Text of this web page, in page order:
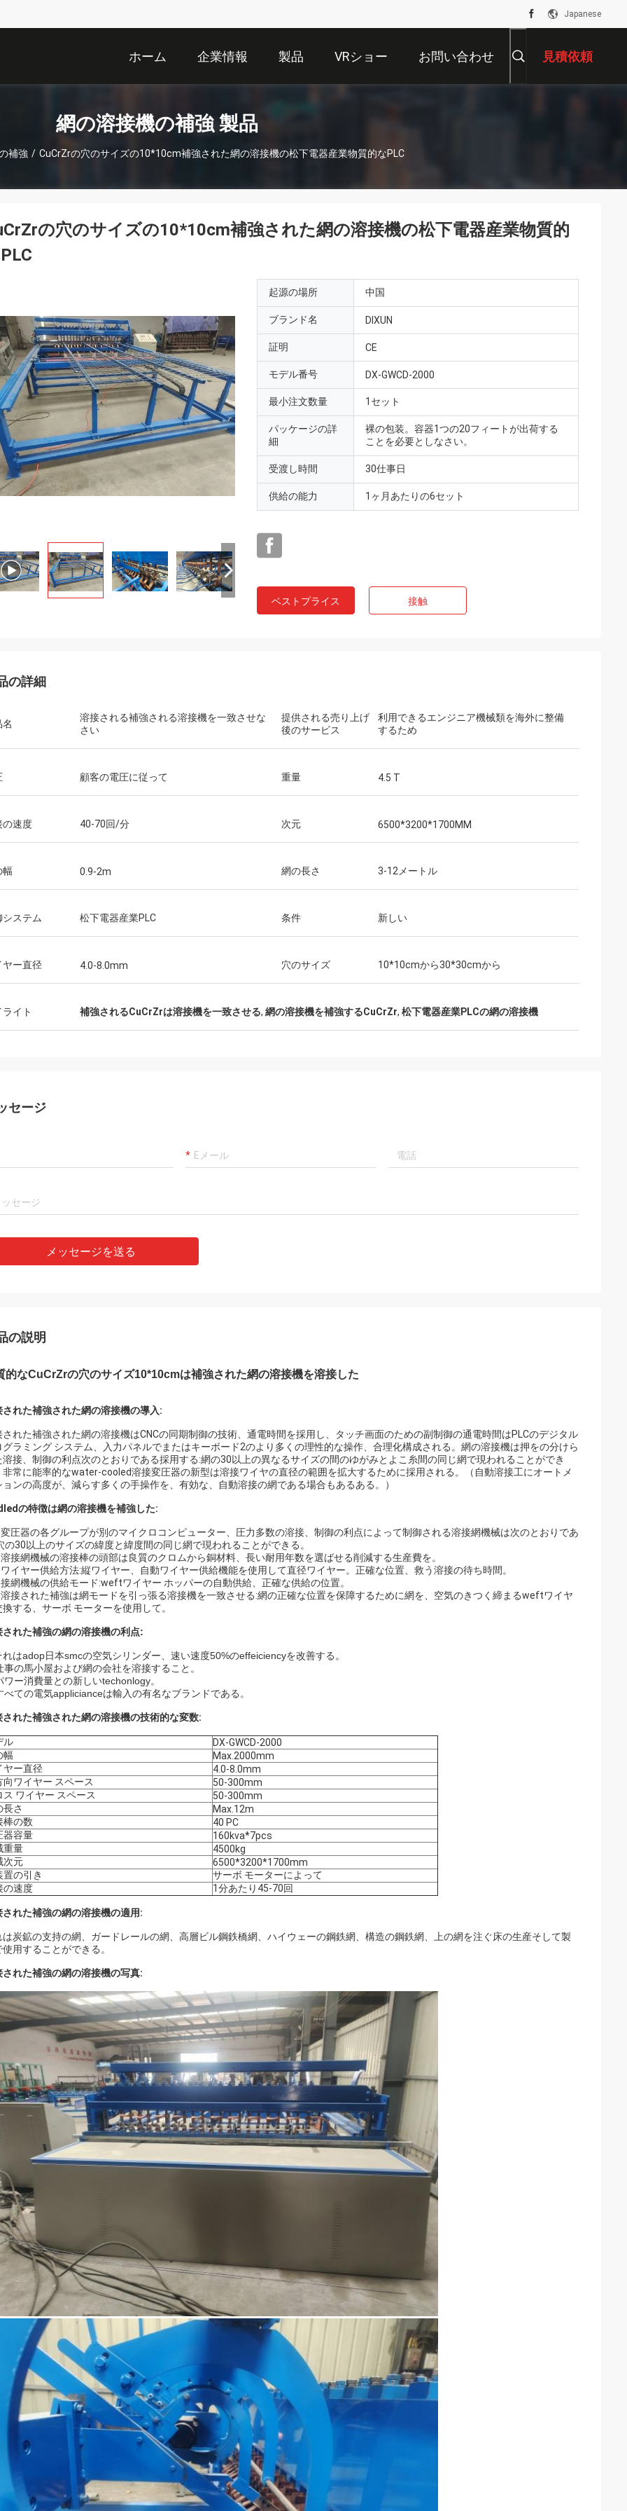
Japanese
ホーム 企業情報 製品 VRショー お問い合わせ 見積依頼
網の溶接機の補強 製品
補強 / CuCrZrの穴のサイズの10*10cm補強された網の溶接機の松下電器産業物質的なPLC
の穴のサイズの10*10cm補強された網の溶接機の松下電器産業物質的
起源の場所 中国
ブランド名 DIXUN
証明 CE
モデル番号 DX-GWCD-2000
最小注文数量 1セット
パッケージの詳
細
裸の包装。容器1つの20フィートが出荷する
ことを必要としなさい。
受渡し時間 30仕事日
供給の能力 1ヶ月あたりの6セット
ベストプライス 接触
の詳細
名
溶接される補強される溶接機を一致させな
さい
提供される売り上げ
後のサービス
利用できるエンジニア機械類を海外に整備
するため
顧客の電圧に従って 重量 4.5 T
の速度 40-70回/分 次元 6500*3200*1700MM
幅 0.9-2m 網の長さ 3-12メートル
システム 松下電器産業PLC 条件 新しい
ヤー直径 4.0-8.0mm 穴のサイズ 10*10cmから30*30cmから
イト 補強されるCuCrZrは溶接機を一致させる, 網の溶接機を補強するCuCrZr, 松下電器産業PLCの網の溶接機
セージ
メッセージを送る
の説明
的なCuCrZrの穴のサイズ10*10cmは補強された網の溶接機を溶接した
された補強された網の溶接機の導入:
された補強された網の溶接機はCNCの同期制御の技術、通電時間を採用し、タッチ画面のための副制御の通電時間はPLCのデジタル
グラミング システム、入力パネルでまたはキーボード2のより多くの理性的な操作、合理化構成される。網の溶接機は押をの分けら
溶接、制御の利点次のとおりである採用する:網の30以上の異なるサイズの間のゆがみとよこ糸間の同じ網で現われることができ
非常に能率的なwater-cooled溶接変圧器の新型は溶接ワイヤの直径の範囲を拡大するために採用される。（自動溶接工にオートメ
ョンの高度が、減らす多くの手操作を、有効な、自動溶接の網である場合もあるある。）
の特徴は網の溶接機を補強した:
圧器の各グループが別のマイクロコンピューター、圧力多数の溶接、制御の利点によって制御される溶接網機械は次のとおりであ
の30以上のサイズの緯度と緯度間の同じ網で現われることができる。
接網機械の溶接棒の頭部は良質のクロムから銅材料、長い耐用年数を選ばせる削減する生産費を。
イヤー供給方法:縦ワイヤー、自動ワイヤー供給機能を使用して直径ワイヤー。正確な位置、救う溶接の待ち時間。
網機械の供給モード:weftワイヤー ホッパーの自動供給、正確な供給の位置。
接された補強は網モードを引っ張る溶接機を一致させる:網の正確な位置を保障するために網を、空気のきつく締まるweftワイヤ
換する、サーボ モーターを使用して。
された補強の網の溶接機の利点:
れはadop日本smcの空気シリンダー、速い速度50%のeffeiciencyを改善する。
事の馬小屋および網の会社を溶接すること。
ワー消費量との新しいtechonlogy。
べての電気applicianceは輸入の有名なブランドである。
された補強された網の溶接機の技術的な変数:
ル
DX-GWCD-2000
幅
Max.2000mm
ヤー直径
4.0-8.0mm
向ワイヤー スペース
50-300mm
ス ワイヤー スペース
50-300mm
長さ
Max.12m
棒の数
40 PC
器容量
160kva*7pcs
重量
4500kg
次元
6500*3200*1700mm
置の引き
サーボ モーターによって
の速度
1分あたり45-70回
された補強の網の溶接機の適用:
は炭鉱の支持の網、ガードレールの網、高層ビル鋼鉄橋網、ハイウェーの鋼鉄網、構造の鋼鉄網、上の網を注ぐ床の生産そして製
用することができる。
された補強の網の溶接機の写真: